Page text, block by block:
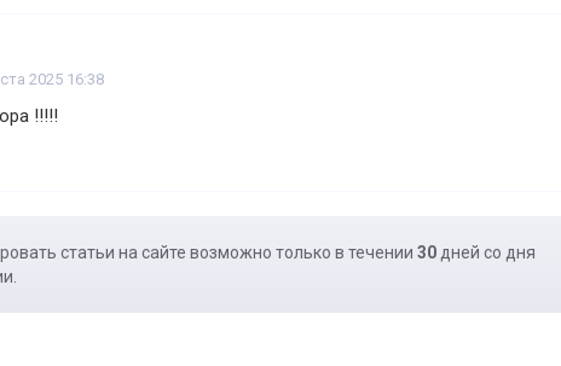
2025 16:38
!!!!!
статьи на сайте возможно только в течении 30 дней со дня